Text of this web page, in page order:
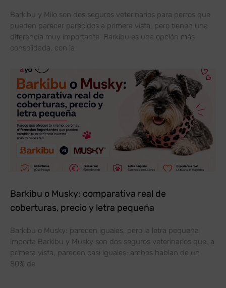
Barkibu y Milo son dos seguros veterinarios para perros que
pueden parecer parecidos a primera vista, pero tienen una
diferencia muy importante. Barkibu es una opción más
consolidada, con la
Barkibu o Musky: comparativa real de
coberturas, precio y letra pequeña
Barkibu o Musky: parecen iguales, pero la letra pequeña
importa Barkibu y Musky son dos seguros veterinarios que, a
primera vista, parecen casi iguales: ambos hablan de un
80% de